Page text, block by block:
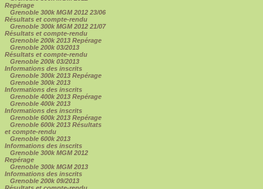
Repérage
Grenoble 300k MGM 2012 23/06
Résultats et compte-rendu
Grenoble 300k MGM 2012 21/07
Résultats et compte-rendu
Grenoble 200k 2013 Repérage
Grenoble 200k 03/2013
Résultats et compte-rendu
Grenoble 200k 03/2013
Informations des inscrits
Grenoble 300k 2013 Repérage
Grenoble 300k 2013
Informations des inscrits
Grenoble 400k 2013 Repérage
Grenoble 400k 2013
Informations des inscrits
Grenoble 600k 2013 Repérage
Grenoble 600k 2013 Résultats
et compte-rendu
Grenoble 600k 2013
Informations des inscrits
Grenoble 300k MGM 2012
Repérage
Grenoble 300k MGM 2013
Informations des inscrits
Grenoble 200k 09/2013